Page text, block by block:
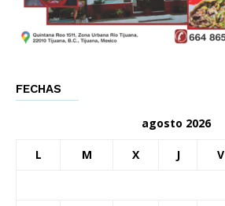
FECHAS
agosto 2026
L M X J V